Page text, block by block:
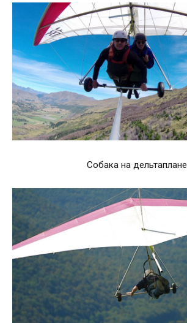
Собака на дельтаплане